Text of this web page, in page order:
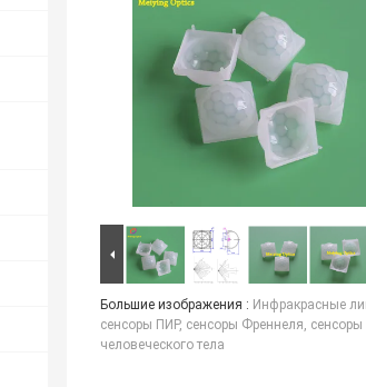
Большие изображения : Инфракрасные
сенсоры ПИР, сенсоры Френнеля,
человеческого тела